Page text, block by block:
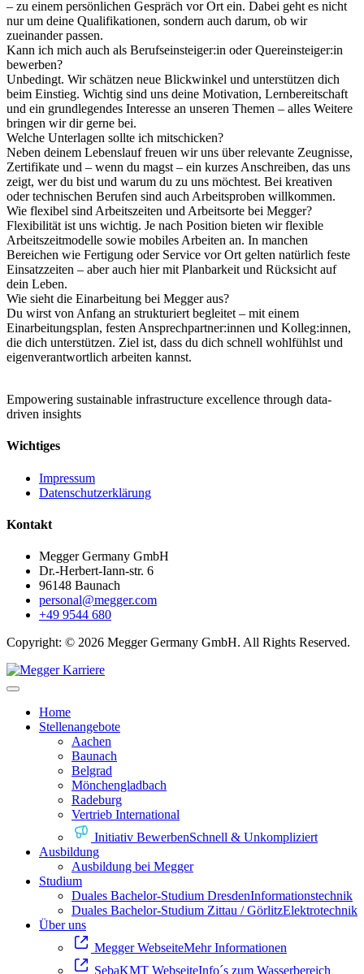
– zu einem persönlichen Gespräch vor Ort ein. Dabei geht es nicht
nur um deine Qualifikationen, sondern auch darum, ob wir
zueinander passen.
Kann ich mich auch als Berufseinsteiger:in oder Quereinsteiger:in
bewerben?
Unbedingt. Wir schätzen neue Blickwinkel und unterstützen dich
beim Einstieg. Wichtig sind uns deine Motivation, Lernbereitschaft
und ein grundlegendes Interesse an unseren Themen – alles Weitere
bringen wir dir gerne bei.
Welche Unterlagen sollte ich mitschicken?
Neben deinem Lebenslauf freuen wir uns über relevante Zeugnisse,
Zertifikate und – wenn du magst – ein kurzes Anschreiben, das uns
zeigt, wer du bist und warum du zu uns möchtest. Bei kreativen
oder technischen Berufen sind auch Arbeitsproben willkommen.
Wie flexibel sind Arbeitszeiten und Arbeitsorte bei Megger?
Flexibilität ist uns wichtig. Je nach Position bieten wir flexible
Arbeitszeitmodelle sowie mobiles Arbeiten an. In manchen
Bereichen wie Fertigung oder Service vor Ort gelten natürlich feste
Einsatzzeiten – aber auch hier mit Planbarkeit und Rücksicht auf
dein Leben.
Wie sieht die Einarbeitung bei Megger aus?
Du wirst von Anfang an strukturiert begleitet – mit einem
Einarbeitungsplan, festen Ansprechpartner:innen und Kolleg:innen,
die dich unterstützen. Ziel ist, dass du dich schnell wohlfühlst und
eigenverantwortlich arbeiten kannst.
Empowering sustainable infrastructure excellence through data-
driven insights
Wichtiges
Impressum
Datenschutzerklärung
Kontakt
Megger Germany GmbH
Dr.-Herbert-Iann-str. 6
96148 Baunach
personal@megger.com
+49 9544 680
Copyright: © 2026 Megger Germany GmbH. All Rights Reserved.
Home
Stellenangebote
Aachen
Baunach
Belgrad
Mönchengladbach
Radeburg
Vertrieb International
Initiativ BewerbenSchnell & Unkompliziert
Ausbildung
Ausbildung bei Megger
Studium
Duales Bachelor-Studium DresdenInformationstechnik
Duales Bachelor-Studium Zittau / GörlitzElektrotechnik
Über uns
Megger WebseiteMehr Informationen
SebaKMT WebseiteInfo´s zum Wasserbereich